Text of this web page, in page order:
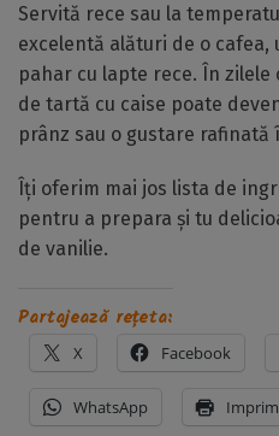
Servită rece sau la
excelentă alături de o cafea,
pahar cu lapte rece. În zilele
de tartă cu caise poate
prânz sau o gustare
Îți oferim mai jos lista de
pentru a prepara și tu
de vanilie.
Partajează rețeta:
X Facebook
WhatsApp